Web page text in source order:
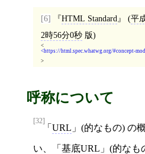
[6] HTML Standard (平
2時56分0秒版)
<
https://html.spec.whatwg.org/#concept-
>
呼称について
[32]
「 URL 」(的なもの) の
い、「 基底URL 」(的な